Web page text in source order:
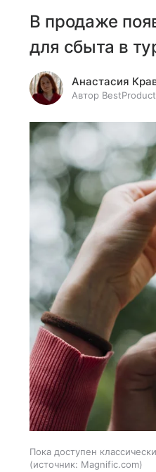
В продаже
для сбыта в
Анастасия
Автор
Пока доступен
источник: Magnific.com